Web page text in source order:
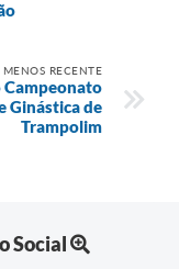
RECENTE
Ginástica de
Trampolim
Social